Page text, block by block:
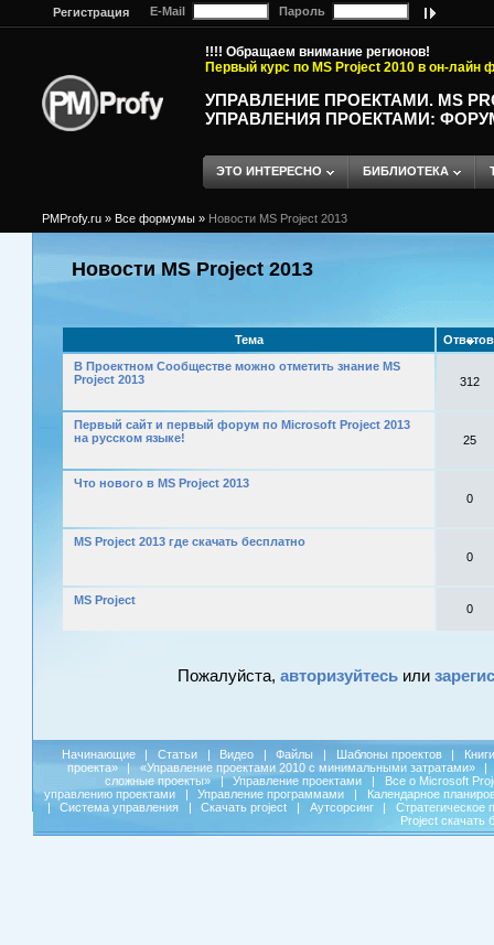
Регистрация E-Mail Пароль
!!!! Обращаем внимание регионов!
Первый курс по MS Project 2010 в он-лайн
УПРАВЛЕНИЕ ПРОЕКТАМИ. MS
УПРАВЛЕНИЯ ПРОЕКТАМИ:
ЭТО ИНТЕРЕСНО БИБЛИОТЕКА
PMProfy.ru » Все формумы » Новости MS Project 2013
Новости MS Project 2013
Тема
В Проектном Сообществе можно отметить знание MS
Project 2013
312
Первый сайт и первый форум по Microsoft Project 2013
на русском языке!
25
Что нового в MS Project 2013
0
MS Project 2013 где скачать бесплатно
0
MS Project
0
Пожалуйста, авторизуйтесьили
Начинающие | Статьи | Видео | Файлы | Шаблоны проектов |
Книги
проекта»
| «Управление проектами 2010 с минимальными затратами»
|
сложные проекты»
| Управление проектами |
Все о Microsoft
управлению проектами
| Управление программами |
Календарное
|
Система управления | Скачать project | Аутсорсинг |
Стратегическое
Project скачать